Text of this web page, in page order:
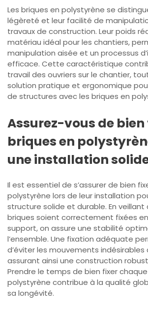
Les briques en polystyrène se
légèreté et leur facilité de
travaux de construction. Leur poids
matériau idéal pour les chantiers,
manipulation aisée et un processus
efficace. Cette caractéristique
travail des ouvriers sur le chantier,
solution pratique et ergonomique
de structures avec les briques en
Assurez-vous de bien
briques en
une installation
Il est essentiel de s’assurer de bien
polystyrène lors de leur installation
structure solide et durable. En veillant
briques soient correctement fixées
support, on assure une stabilité
l’ensemble. Une fixation adéquate
d’éviter les mouvements indésirables
assurant ainsi une construction
Prendre le temps de bien fixer
polystyrène contribue à la qualité
sa longévité.